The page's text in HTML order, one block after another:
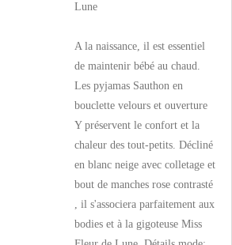
Lune
A la naissance, il est essentiel
de maintenir bébé au chaud.
Les pyjamas Sauthon en
bouclette velours et ouverture
Y préservent le confort et la
chaleur des tout-petits. Décliné
en blanc neige avec colletage et
bout de manches rose contrasté
, il s'associera parfaitement aux
bodies et à la gigoteuse Miss